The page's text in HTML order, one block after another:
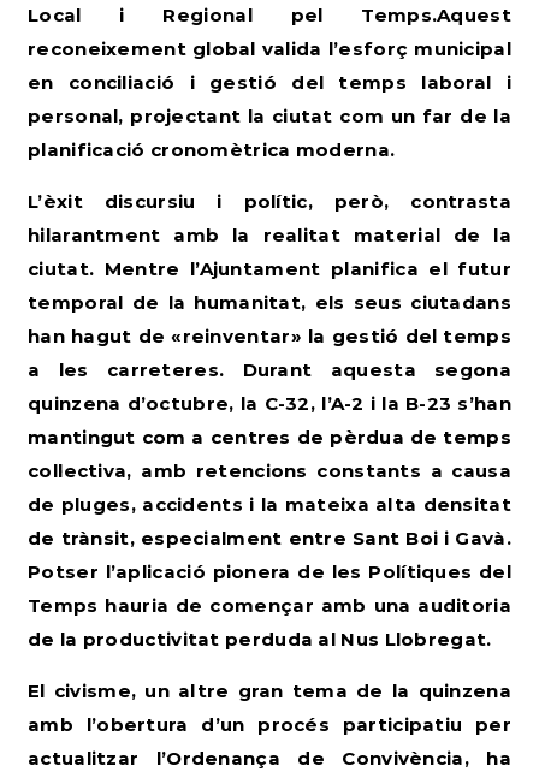
Local i Regional pel Temps.Aquest
reconeixement global valida l’esforç municipal
en conciliació i gestió del temps laboral i
personal, projectant la ciutat com un far de la
planificació cronomètrica moderna.
L’èxit discursiu i polític, però, contrasta
hilarantment amb la realitat material de la
ciutat. Mentre l’Ajuntament planifica el futur
temporal de la humanitat, els seus ciutadans
han hagut de «reinventar» la gestió del temps
a les carreteres. Durant aquesta segona
quinzena d’octubre, la C-32, l’A-2 i la B-23 s’han
mantingut com a centres de pèrdua de temps
col·lectiva, amb retencions constants a causa
de pluges, accidents i la mateixa alta densitat
de trànsit, especialment entre Sant Boi i Gavà.
Potser l’aplicació pionera de les Polítiques del
Temps hauria de començar amb una auditoria
de la productivitat perduda al Nus Llobregat.
El civisme, un altre gran tema de la quinzena
amb l’obertura d’un procés participatiu per
actualitzar l’Ordenança de Convivència, ha